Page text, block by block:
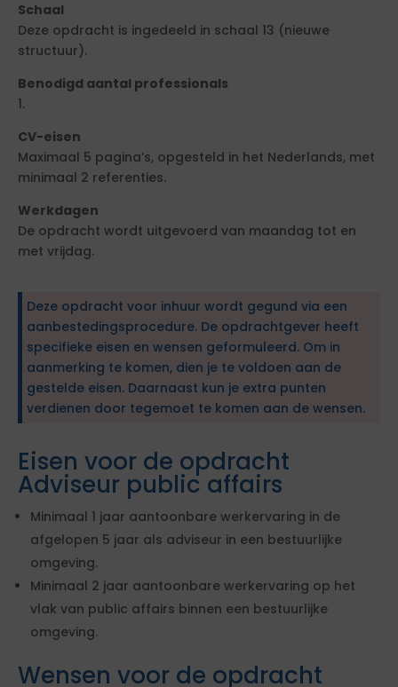
Schaal
Deze opdracht is ingedeeld in schaal 13 (nieuwe
structuur).
Benodigd aantal professionals
1.
CV-eisen
Maximaal 5 pagina’s, opgesteld in het Nederlands, met
minimaal 2 referenties.
Werkdagen
De opdracht wordt uitgevoerd van maandag tot en
met vrijdag.
Deze opdracht voor inhuur wordt gegund via een
aanbestedingsprocedure. De opdrachtgever heeft
specifieke eisen en wensen geformuleerd. Om in
aanmerking te komen, dien je te voldoen aan de
gestelde eisen. Daarnaast kun je extra punten
verdienen door tegemoet te komen aan de wensen.
Eisen voor de opdracht
Adviseur public affairs
Minimaal 1 jaar aantoonbare werkervaring in de
afgelopen 5 jaar als adviseur in een bestuurlijke
omgeving.
Minimaal 2 jaar aantoonbare werkervaring op het
vlak van public affairs binnen een bestuurlijke
omgeving.
Wensen voor de opdracht